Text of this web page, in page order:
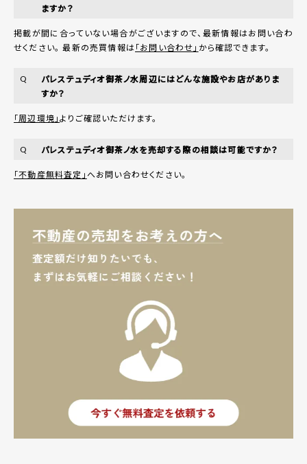
ますか？
掲載が間に合っていない場合がございますので、最新情報はお問い合わ
せください。 最新の売買情報は「お問い合わせ」 から確認できます。
Q
パレステュディオ御茶ノ水周辺にはどんな施設やお店がありま
すか？
「周辺環境」よりご確認いただけます。
Q パレステュディオ御茶ノ水を売却する際の相談は可能ですか？
「不動産無料査定」へお問い合わせください。